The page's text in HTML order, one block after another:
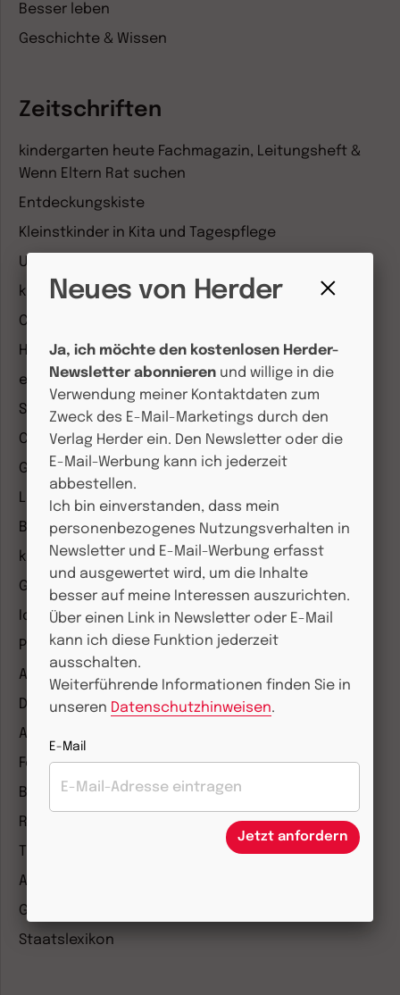
Besser leben
Geschichte & Wissen
Zeitschriften
kindergarten heute Fachmagazin, Leitungsheft &
Wenn Eltern Rat suchen
Entdeckungskiste
Kleinstkinder in Kita und Tagespflege
Unser Ganztag
kizz Elternwelt
CHRIST IN DER GEGENWART
Herder Korrespondenz
einfach leben
Stimmen der Zeit
COMMUNIO
Gemeinsam Glauben
Lebensspuren
Bibel lesen
kunst und kirche
Gottesdienst
Ideenwerkstatt Gottesdienste
Pastoralblätter
Anzeiger für die Seelsorge
Diakonia
Amosinternational
Forum Weltkirche
Biblische Notizen
Römische Quartalschrift
Theologie und Philosophie
ANTIKE WELT & Archäologie in Deutschland
G/GESCHICHTE
Staatslexikon
Neues von Herder
Ja, ich möchte den kostenlosen Herder-
Newsletter abonnieren und willige in die
Verwendung meiner Kontaktdaten zum
Zweck des E-Mail-Marketings durch den
Verlag Herder ein. Den Newsletter oder die
E-Mail-Werbung kann ich jederzeit
abbestellen.
Ich bin einverstanden, dass mein
personenbezogenes Nutzungsverhalten in
Newsletter und E-Mail-Werbung erfasst
und ausgewertet wird, um die Inhalte
besser auf meine Interessen auszurichten.
Über einen Link in Newsletter oder E-Mail
kann ich diese Funktion jederzeit
ausschalten.
Weiterführende Informationen finden Sie in
unseren Datenschutzhinweisen.
E-Mail
Jetzt anfordern